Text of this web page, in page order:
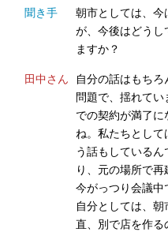
聞き手
朝市としては、
が、今後はどう
ますか？
田中さん
自分の話はもち
問題で、揺れて
での契約が満了
ね。私たちとし
う話もしている
り、元の場所で再
今がっつり会議中
自分としては、
直、別で店を作